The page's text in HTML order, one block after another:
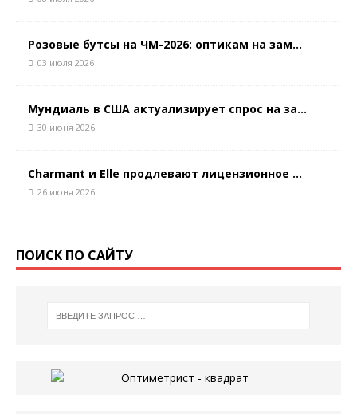
Розовые бутсы на ЧМ-2026: оптикам на зам...
03 июля 2026
Мундиаль в США актуализирует спрос на за...
30 июня 2026
Charmant и Elle продлевают лицензионное ...
26 июня 2026
ПОИСК ПО САЙТУ